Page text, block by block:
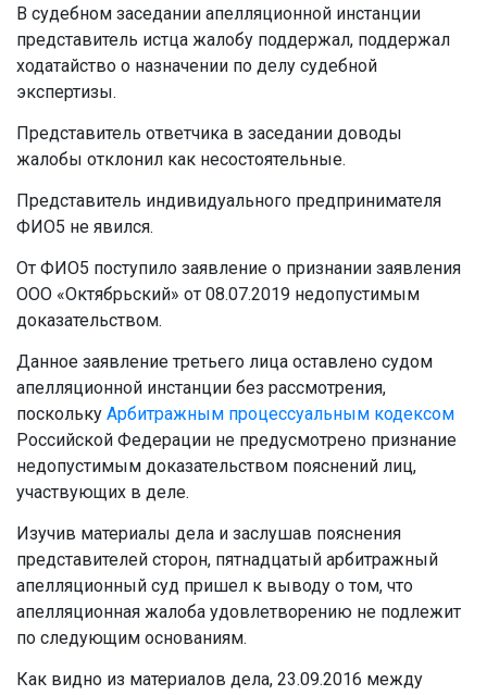
В судебном заседании апелляционной инстанции
представитель истца жалобу поддержал, поддержал
ходатайство о назначении по делу судебной
экспертизы.
Представитель ответчика в заседании доводы
жалобы отклонил как несостоятельные.
Представитель индивидуального предпринимателя
ФИО5 не явился.
От ФИО5 поступило заявление о признании заявления
ООО «Октябрьский» от 08.07.2019 недопустимым
доказательством.
Данное заявление третьего лица оставлено судом
апелляционной инстанции без рассмотрения,
поскольку Арбитражным процессуальным кодексом
Российской Федерации не предусмотрено признание
недопустимым доказательством пояснений лиц,
участвующих в деле.
Изучив материалы дела и заслушав пояснения
представителей сторон, пятнадцатый арбитражный
апелляционный суд пришел к выводу о том, что
апелляционная жалоба удовлетворению не подлежит
по следующим основаниям.
Как видно из материалов дела, 23.09.2016 между